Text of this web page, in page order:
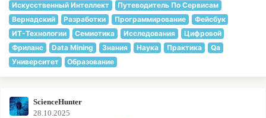
ScienceHunter
28.10.2025
Искусственный Интеллект
Путеводитель По Сервисам
Вернадский
Разработки Программирование
Фейсбук
ИТ-Технологии
Семиотика Исследования
Цифровой
Фриланс
Data Mining Знания Наука Практика
Qa
Университет
Образование